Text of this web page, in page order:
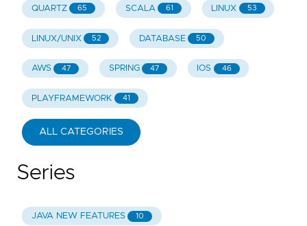
QUARTZ 65 SCALA 61 LINUX 53
LINUX/UNIX 52 DATABASE 50
AWS 47 SPRING 47 IOS 46
PLAYFRAMEWORK 41
ALL CATEGORIES
Series
JAVA NEW FEATURES 10